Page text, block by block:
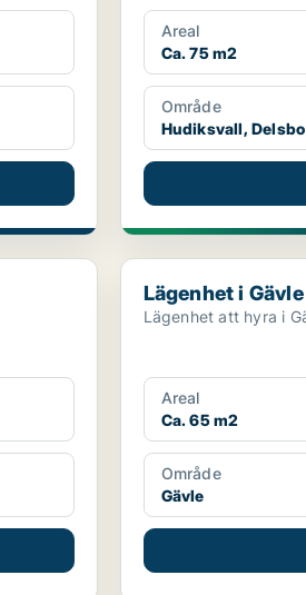
Areal
Ca. 75 m2
Område
Hudiksvall, Delsbo
Lägenhet i Gävle
Lägenhet i Gävle
Areal
Ca. 65 m2
Område
Gävle